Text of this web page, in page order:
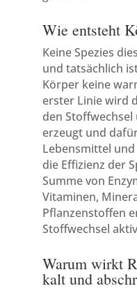
Wie entsteht
Keine Spezies
und tatsächlich
Körper keine
erster Linie wird
den
erzeugt und
Lebensmittel
die Effizienz der
Summe von
Vitaminen,
Pflanzenstoffen
Stoffwechsel
Warum wirkt
kalt und